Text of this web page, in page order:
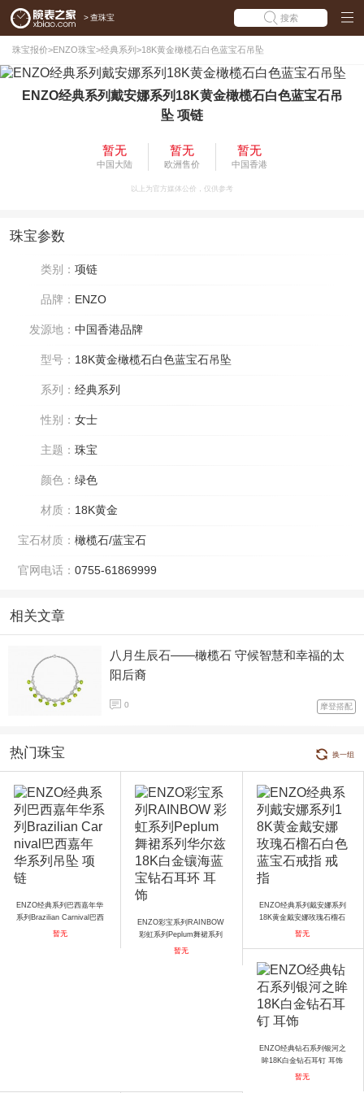
> 查珠宝 搜索
珠宝报价>ENZO珠宝>经典系列 >18K黄金橄榄石白色蓝宝石吊坠
ENZO经典系列戴安娜系列18K黄金橄榄石白色蓝宝石吊
坠 项链
暂无
中国大陆
暂无
欧洲售价
暂无
中国香港
以上为官方媒体公价，仅供参考
珠宝参数
类别： 项链
品牌： ENZO
发源地： 中国香港品牌
型号： 18K黄金橄榄石白色蓝宝石吊坠
系列： 经典系列
性别： 女士
主题： 珠宝
颜色： 绿色
材质： 18K黄金
宝石材质： 橄榄石/蓝宝石
官网电话： 0755-61869999
相关文章
八月生辰石——橄榄石 守候智慧和幸福的太
阳后裔
0 摩登搭配
热门珠宝 换一组
ENZO经典系列巴西嘉年华
系列Brazilian Carnival巴西
嘉年华系列吊坠 项链
暂无
ENZO彩宝系列RAINBOW
彩虹系列Peplum舞裙系列
华尔兹 18K白金镶海蓝宝钻
暂无
ENZO经典系列戴安娜系列
18K黄金戴安娜玫瑰石榴石
白色蓝宝石戒指 戒指
暂无
ENZO经典钻石系列银河之
眸18K白金钻石耳钉 耳饰
暂无